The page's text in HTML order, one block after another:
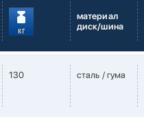
материал
диск/шина
130 сталь / гума